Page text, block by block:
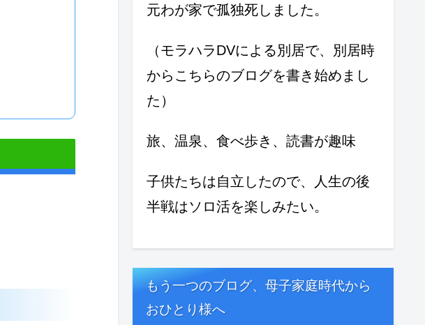
元わが家で孤独死しました。
（モラハラDVによる別居で、別居時
からこちらのブログを書き始めまし
た）
旅、温泉、食べ歩き、読書が趣味
子供たちは自立したので、人生の後
半戦はソロ活を楽しみたい。
もう一つのブログ、母子家庭時代から
おひとり様へ